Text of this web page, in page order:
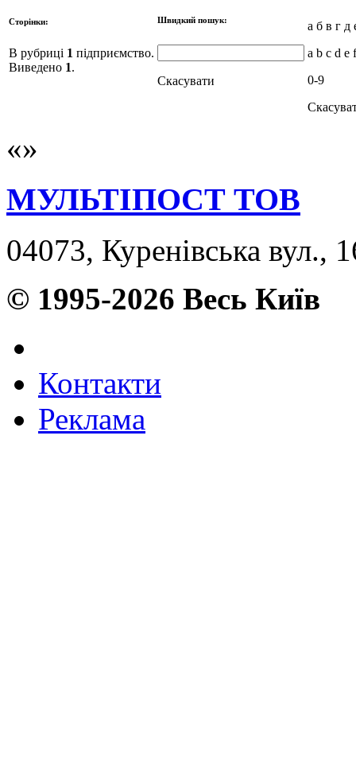
Сторінки:
В рубриці 1 підприємство.
Виведено 1.
Швидкий пошук:
Скасувати
а б в г д
a b c d e
0-9
МУЛЬТІПОСТ ТОВ
04073, Куренівська вул.,
© 1995-2026 Весь Київ
Контакти
Реклама